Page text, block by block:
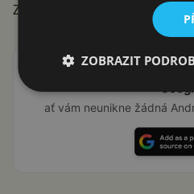
Zdroj:
YouTube Samsung
Přidat Svět Androida mezi
ať vám neunikne žádná
ZOBRAZIT